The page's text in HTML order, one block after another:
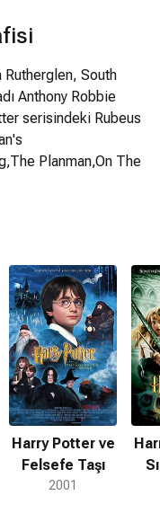
Rutherglen, South
Anthony Robbie
serisindeki Rubeus
Planman,On The
Harry Potter ve
Felsefe Taşı
2001